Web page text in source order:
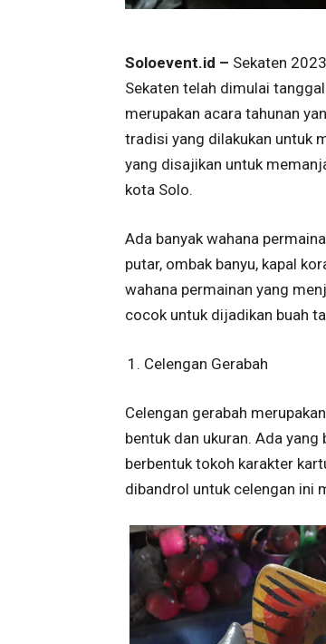
Soloevent.id – Sekaten
Sekaten telah dimulai
merupakan acara tahunan
tradisi yang dilakukan untuk
yang disajikan untuk
kota Solo.
Ada banyak wahana
putar, ombak banyu, kapal
wahana permainan yang
cocok untuk dijadikan buah
Celengan Gerabah
Celengan gerabah
bentuk dan ukuran. Ada
berbentuk tokoh karakter
dibandrol untuk celengan ini